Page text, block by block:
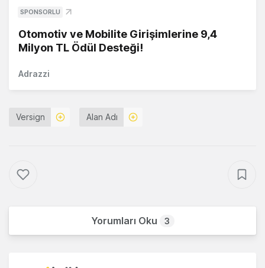
SPONSORLU
Otomotiv ve Mobilite Girişimlerine 9,4
Milyon TL Ödül Desteği!
Adrazzi
Versign Alan Adı
Yorumları Oku 3